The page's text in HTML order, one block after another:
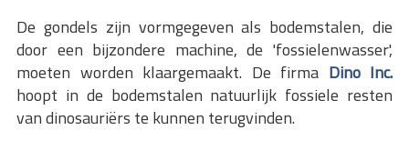
De gondels zijn vormgegeven als bodemstalen, die
door een bijzondere machine, de 'fossielenwasser',
moeten worden klaargemaakt. De firma Dino Inc.
hoopt in de bodemstalen natuurlijk fossiele resten
van dinosauriërs te kunnen terugvinden.